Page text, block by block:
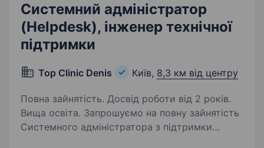
Системний адміністратор
(Helpdesk), інженер технічної
підтримки
Top Clinic Denis Київ, 8,3 км від центру
Повна зайнятість. Досвід роботи від 2 років.
Вища освіта. Запрошуємо на повну зайнятість
Системного адміністратора з підтримки